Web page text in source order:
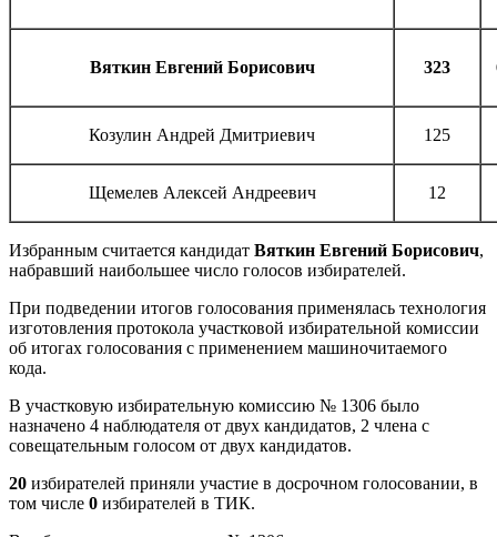
Вяткин Евгений Борисович 323
Козулин Андрей Дмитриевич 125
Щемелев Алексей Андреевич 12
Избранным считается кандидат Вяткин Евгений Борисович,
набравший наибольшее число голосов избирателей.
При подведении итогов голосования применялась технология
изготовления протокола участковой избирательной комиссии
об итогах голосования с применением машиночитаемого
кода.
В участковую избирательную комиссию № 1306 было
назначено 4 наблюдателя от двух кандидатов, 2 члена с
совещательным голосом от двух кандидатов.
20 избирателей приняли участие в досрочном голосовании, в
том числе 0 избирателей в ТИК.